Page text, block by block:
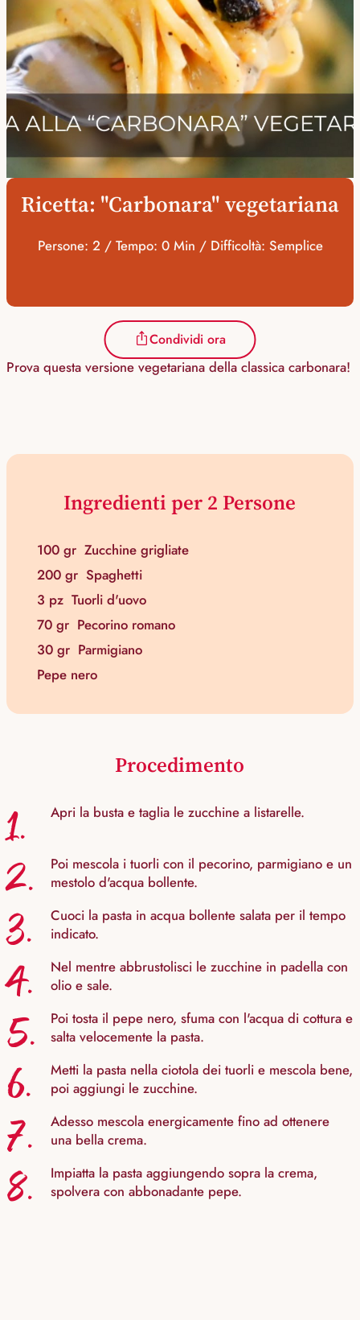
Ricetta: "Carbonara" vegetariana
Persone: 2 / Tempo: 0 Min / Difficoltà: Semplice
Condividi ora
Prova questa versione vegetariana della classica carbonara!
Ingredienti per 2 Persone
100 gr Zucchine grigliate
200 gr Spaghetti
3 pz Tuorli d'uovo
70 gr Pecorino romano
30 gr Parmigiano
Pepe nero
Procedimento
1. Apri la busta e taglia le zucchine a listarelle.
2.
Poi mescola i tuorli con il pecorino, parmigiano e un
mestolo d'acqua bollente.
3.
Cuoci la pasta in acqua bollente salata per il tempo
indicato.
4.
Nel mentre abbrustolisci le zucchine in padella con
olio e sale.
5.
Poi tosta il pepe nero, sfuma con l'acqua di cottura e
salta velocemente la pasta.
6.
Metti la pasta nella ciotola dei tuorli e mescola bene,
poi aggiungi le zucchine.
7.
Adesso mescola energicamente fino ad ottenere
una bella crema.
8.
Impiatta la pasta aggiungendo sopra la crema,
spolvera con abbonadante pepe.